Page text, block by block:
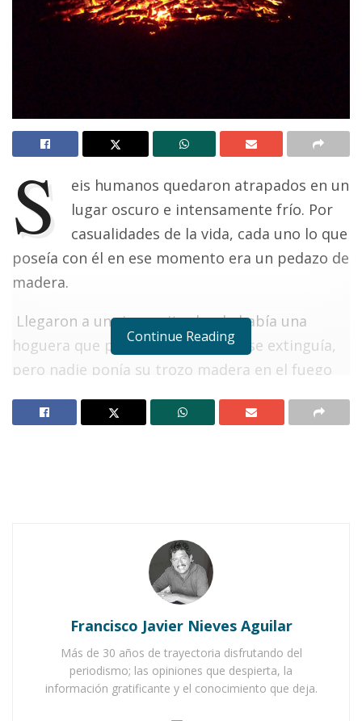
S
eis humanos quedaron atrapados en un
lugar oscuro e intensamente frío. Por
casualidades de la vida, cada uno lo que
poseía con él en ese momento era un pedazo de
madera.
Llegaron a un rinconcito donde había una
hoguera que por falta de madera se extinguía,
pero nadie ponía su trozo madera en el fuego
retuvo su pedazo porque vio que
que había alrededor del
era negro.
El siguiente,al mirar al frente, vio a uno que
era de su iglesia,por eso fue incapaz de echar
Continue Reading
Francisco Javier Nieves Aguilar
Más de 30 años de trayectoria disfrutando del
periodismo; las opiniones que despierta, la
información gratificante y el conocimiento que deja.